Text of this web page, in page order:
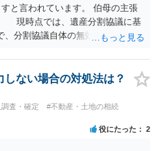
と言われています。 伯母の主張
現時点では、遺産分割協議に基
、分割協議自体の無効を裁判所が
、 ・御祖母様の認知能力に関する
ればその効力が否定される可能性
協議に加わっていること ・御祖母
益が誰にあったかの立証が困難
分割協議の効力が否定される可能
ルは非常に高い）ということが
ない場合の対処法は？
査・確定
#不動産・土地の相続
役にたった 2